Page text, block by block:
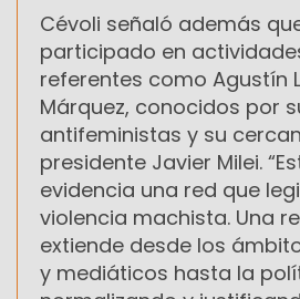
Cévoli señaló además
participado en
referentes como Agustín
Márquez, conocidos por
antifeministas y su
presidente Javier Milei.
evidencia una red que
violencia machista. Una
extiende desde los
y mediáticos hasta la